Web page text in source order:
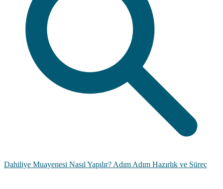
Dahiliye Muayenesi Nasıl Yapılır? Adım Adım Hazırlık ve Süreç